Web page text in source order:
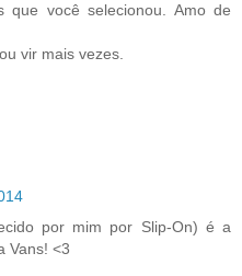
que você selecionou. Amo de
vir mais vezes.
por mim por Slip-On) é a
Vans! <3